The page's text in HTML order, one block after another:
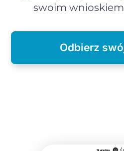
swoim
Odbierz